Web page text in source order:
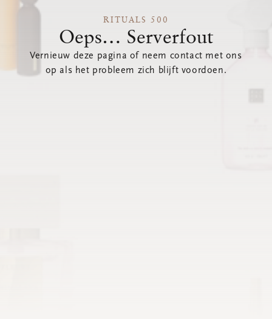
RITUALS 500
Oeps… Serverfout
Vernieuw deze pagina of neem contact met ons
op als het probleem zich blijft voordoen.